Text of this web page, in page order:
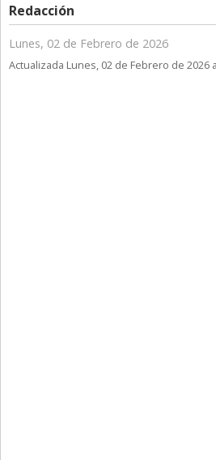
Redacción
Lunes, 02 de Febrero de 2026
Actualizada Lunes, 02 de Febrero de 2026